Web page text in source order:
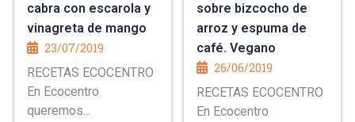
cabra con escarola y
vinagreta de mango
23/07/2019
RECETAS ECOCENTRO
En Ecocentro
queremos...
sobre bizcocho de
arroz y espuma de
café. Vegano
26/06/2019
RECETAS ECOCENTRO
En Ecocentro